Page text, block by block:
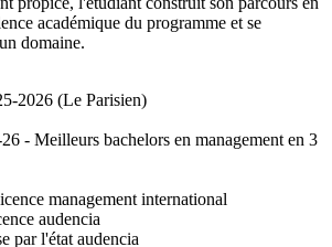
académique du programme et se
domaine.
2026 (Le Parisien)
- Meilleurs bachelors en management en 3
management international